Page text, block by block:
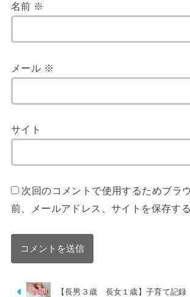
名前 ※
メール ※
サイト
次回のコメントで使用するためブラ
前、メールアドレス、サイトを保存する
【長男３歳 長女１歳】子育て記録